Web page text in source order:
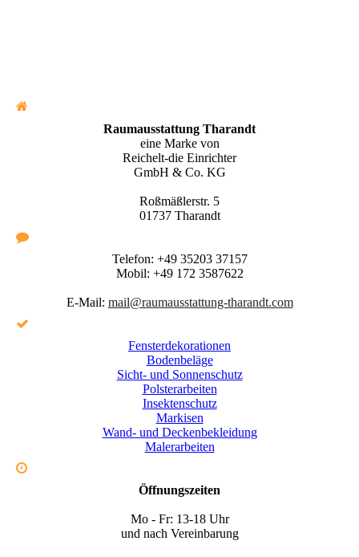
Raumausstattung Tharandt
eine Marke von
Reichelt-die Einrichter
GmbH & Co. KG
Roßmäßlerstr. 5
01737 Tharandt
Telefon: +49 35203 37157
Mobil: +49 172 3587622
E-Mail: mail@raumausstattung-tharandt.com
Fensterdekorationen
Bodenbeläge
Sicht- und Sonnenschutz
Polsterarbeiten
Insektenschutz
Markisen
Wand- und Deckenbekleidung
Malerarbeiten
Öffnungszeiten
Mo - Fr: 13-18 Uhr
und nach Vereinbarung